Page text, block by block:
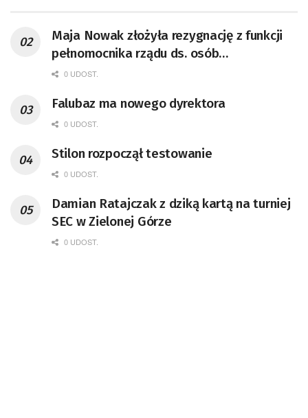
Maja Nowak złożyła rezygnację z funkcji
pełnomocnika rządu ds. osób
niepełnosprawnych
0 UDOST.
Falubaz ma nowego dyrektora
0 UDOST.
Stilon rozpoczął testowanie
0 UDOST.
Damian Ratajczak z dziką kartą na turniej
SEC w Zielonej Górze
0 UDOST.